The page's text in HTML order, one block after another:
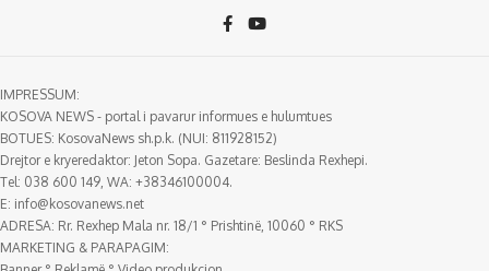
IMPRESSUM:
KOSOVA NEWS - portal i pavarur informues e hulumtues
BOTUES: KosovaNews sh.p.k. (NUI: 811928152)
Drejtor e kryeredaktor: Jeton Sopa. Gazetare: Beslinda Rexhepi.
Tel: 038 600 149, WA: +38346100004.
E: info@kosovanews.net
ADRESA: Rr. Rexhep Mala nr. 18/1 ° Prishtinë, 10060 ° RKS
MARKETING & PARAPAGIM: